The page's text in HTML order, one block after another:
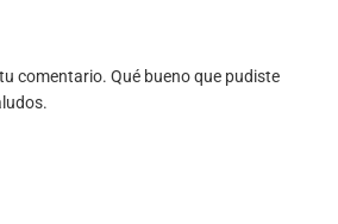
comentario. Qué bueno que pudiste